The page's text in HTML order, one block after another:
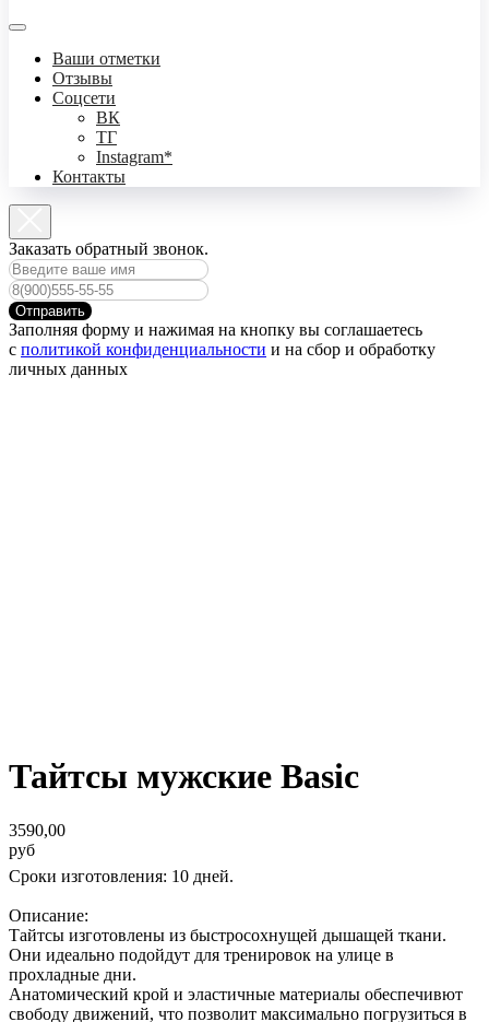
Ваши отметки
Отзывы
Соцсети
ВК
ТГ
Instagram*
Контакты
Заказать обратный звонок.
Отправить
Заполняя форму и нажимая на кнопку вы соглашаетесь
с политикой конфиденциальности и на сбор и обработку
личных данных
Тайтсы мужские Basic
3590,00
руб
Сроки изготовления: 10 дней.
Описание:
Тайтсы изготовлены из быстросохнущей дышащей ткани.
Они идеально подойдут для тренировок на улице в
прохладные дни.
Анатомический крой и эластичные материалы обеспечивют
свободу движений, что позволит максимально погрузиться в